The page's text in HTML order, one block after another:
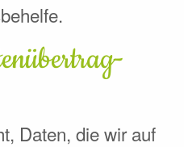
Daten, die wir auf